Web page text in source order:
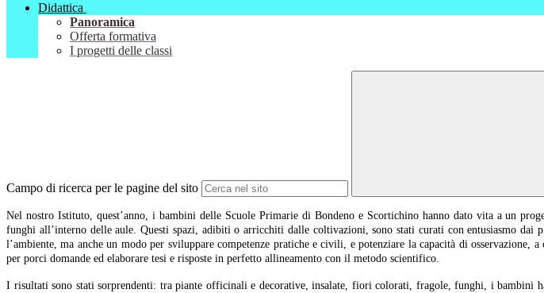
Didattica
Panoramica
Offerta formativa
I progetti delle classi
Campo di ricerca per le pagine del sito
Nel nostro Istituto, quest’anno, i bambini delle Scuole Primarie di Bondeno e Scortichino hanno dato vita a un
funghi all’interno delle aule. Questi spazi, adibiti o arricchiti dalle coltivazioni, sono stati curati con entusiasmo dai
l’ambiente, ma anche un modo per sviluppare competenze pratiche e civili, e potenziare la capacità di
per porci domande ed elaborare tesi e risposte in perfetto allineamento con il metodo scientifico.
I risultati sono stati sorprendenti: tra piante officinali e decorative, insalate, fiori colorati, fragole, funghi, i bambini